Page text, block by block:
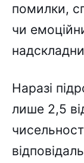
помилки,
чи
Наразі
лише 2,5